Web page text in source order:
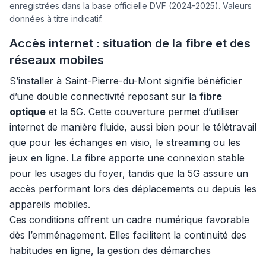
enregistrées dans la base officielle DVF (2024-2025). Valeurs
données à titre indicatif.
Accès internet : situation de la fibre et des
réseaux mobiles
S’installer à Saint-Pierre-du-Mont signifie bénéficier
d’une double connectivité reposant sur la fibre
optique et la 5G. Cette couverture permet d’utiliser
internet de manière fluide, aussi bien pour le télétravail
que pour les échanges en visio, le streaming ou les
jeux en ligne. La fibre apporte une connexion stable
pour les usages du foyer, tandis que la 5G assure un
accès performant lors des déplacements ou depuis les
appareils mobiles.
Ces conditions offrent un cadre numérique favorable
dès l’emménagement. Elles facilitent la continuité des
habitudes en ligne, la gestion des démarches